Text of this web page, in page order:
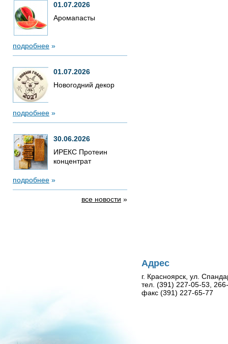
01.07.2026
Аромапасты
подробнее »
01.07.2026
Новогодний декор
подробнее »
30.06.2026
ИРЕКС Протеин
концентрат
подробнее »
все новости »
Адрес
г. Красноярск, ул.
тел. (391) 227-05-53,
факс (391) 227-65-77